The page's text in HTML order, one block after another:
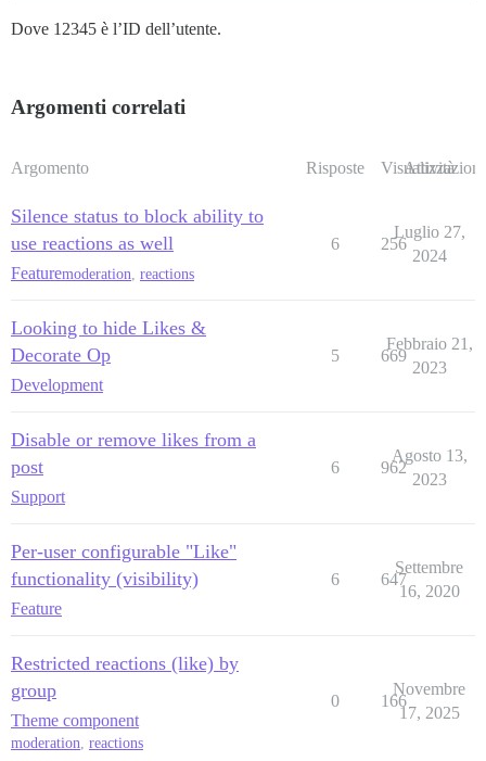
Dove 12345 è l’ID dell’utente.
Argomenti correlati
Argomento Risposte Visualizzazioni
Attività
Silence status to block ability to
use reactions as well
Featuremoderation reactions
6 256
Luglio 27,
2024
Looking to hide Likes &
Decorate Op
Development
5 669
Febbraio 21,
2023
Disable or remove likes from a
post
Support
6 962
Agosto 13,
2023
Per-user configurable "Like"
functionality (visibility)
Feature
6 647
Settembre
16, 2020
Restricted reactions (like) by
group
Theme component
moderation, reactions
0 166
Novembre
17, 2025